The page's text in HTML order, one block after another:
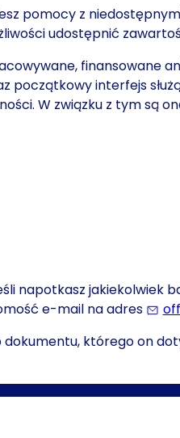
pomocy z
odbiorcyudostępnić
finansowane
interfejs
W związku z tym są
napotkasz jakiekolwiek
e-mail na adres
którego on